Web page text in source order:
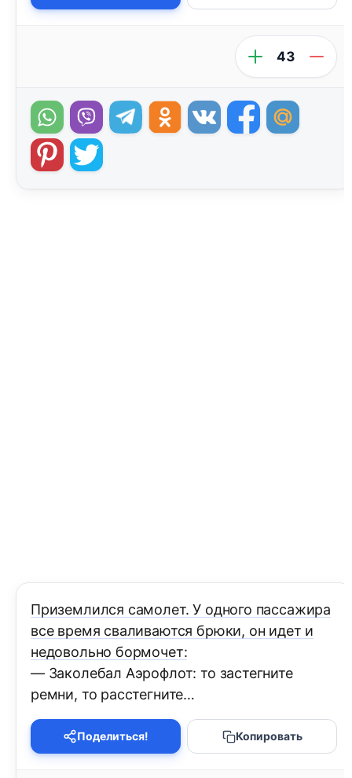
43
Приземлился самолет. У одного пассажира
все время сваливаются брюки, он идет и
недовольно бормочет:
— Заколебал Аэрофлот: то застегните
ремни, то расстегните…
Поделиться! Копировать